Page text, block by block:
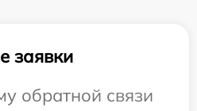
заявки
обратной связи